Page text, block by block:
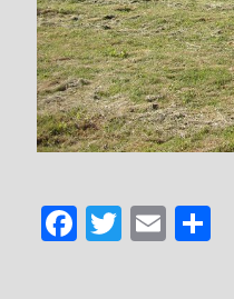
Facebook
Twitter
Email